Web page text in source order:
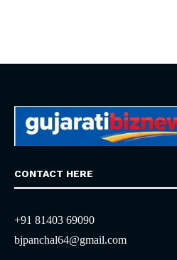
CONTACT HERE
+91 81403 69090
bjpanchal64@gmail.com